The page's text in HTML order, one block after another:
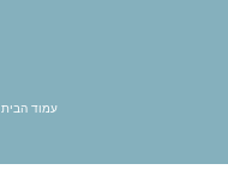
עמוד הבית